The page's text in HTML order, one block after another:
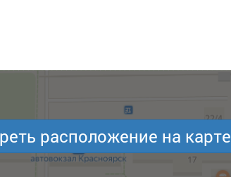
расположение на карте